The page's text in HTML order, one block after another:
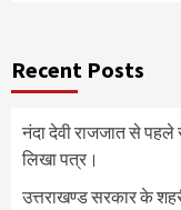
Recent Posts
नंदा देवी राजजात से
लिखा पत्र।
उत्तराखण्ड सरकार के